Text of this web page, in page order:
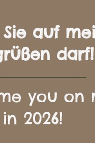
auf
darf!
you on
in 2026!